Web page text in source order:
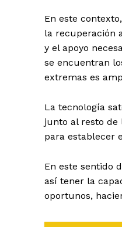
En este
la recuperación
y el apoyo
se encuentran
extremas es
La tecnología
junto al resto de
para establecer
En este sentido
así tener la
oportunos,